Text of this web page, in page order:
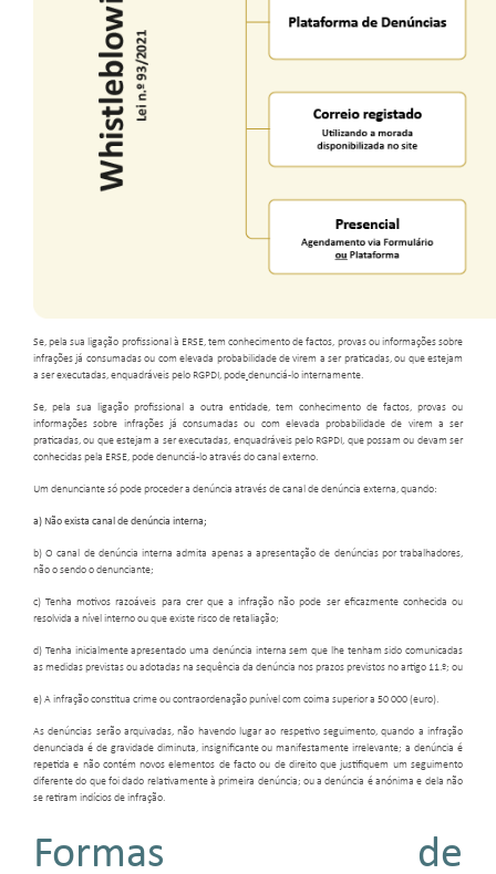
Se, pela sua ligação profissional à ERSE, tem conhecimento de factos, provas ou informações sobre
infrações já consumadas ou com elevada probabilidade de virem a ser praticadas, ou que estejam
a ser executadas, enquadráveis pelo RGPDI, podedenunciá-lo internamente.
Se, pela sua ligação profissional a outra entidade, tem conhecimento de factos, provas ou
informações sobre infrações já consumadas ou com elevada probabilidade de virem a ser
praticadas, ou que estejam a ser executadas, enquadráveis pelo RGPDI, que possam ou devam ser
conhecidas pela ERSE, pode denunciá-lo através do canal externo.
Um denunciante só pode proceder a denúncia através de canal de denúncia externa, quando:
a) Não exista canal de denúncia interna;
b) O canal de denúncia interna admita apenas a apresentação de denúncias por trabalhadores,
não o sendo o denunciante;
c) Tenha motivos razoáveis para crer que a infração não pode ser eficazmente conhecida ou
resolvida a nível interno ou que existe risco de retaliação;
d) Tenha inicialmente apresentado uma denúncia interna sem que lhe tenham sido comunicadas
as medidas previstas ou adotadas na sequência da denúncia nos prazos previstos no artigo 11.º; ou
e) A infração constitua crime ou contraordenação punível com coima superior a 50 000 (euro).
As denúncias serão arquivadas, não havendo lugar ao respetivo seguimento, quando a infração
denunciada é de gravidade diminuta, insignificante ou manifestamente irrelevante; a denúncia é
repetida e não contém novos elementos de facto ou de direito que justifiquem um seguimento
diferente do que foi dado relativamente à primeira denúncia; ou a denúncia é anónima e dela não
se retiram indícios de infração.
Formas de